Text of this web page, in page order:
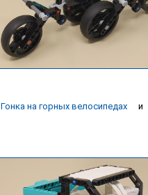
Гонка на горных велосипедах и